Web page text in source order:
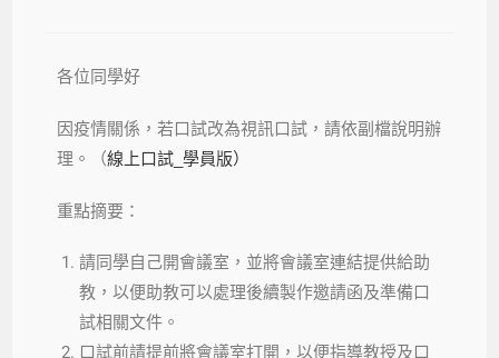
各位同學好
因疫情關係，若口試改為視訊口試，請依副檔說明辦
理。（線上口試_學員版）
重點摘要：
請同學自己開會議室，並將會議室連結提供給助
教，以便助教可以處理後續製作邀請函及準備口
試相關文件。
口試前請提前將會議室打開，以便指導教授及口